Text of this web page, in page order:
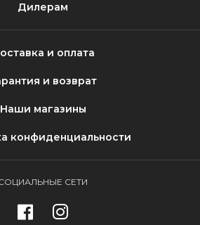
Дилерам
и оплата
и возврат
Наши магазины
конфиденциальности
СЕТИ